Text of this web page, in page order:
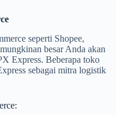
seperti Shopee,
besar Anda akan
Express. Beberapa toko
sebagai mitra logistik